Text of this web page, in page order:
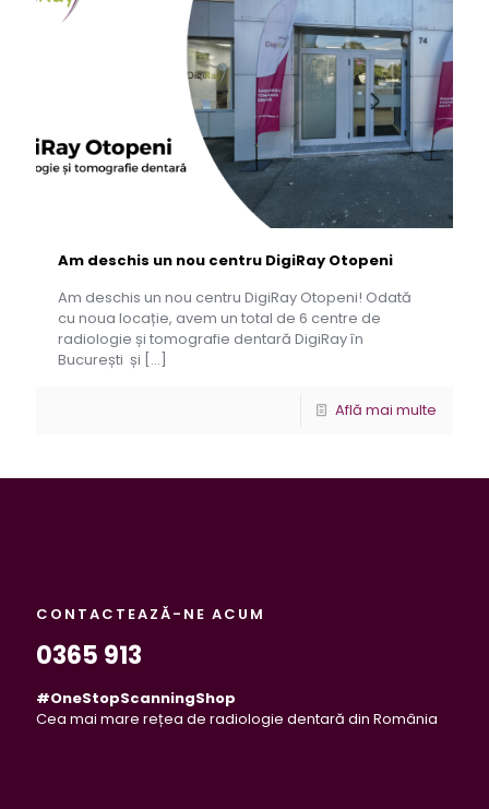
Am deschis un nou centru DigiRay Otopeni
Am deschis un nou centru DigiRay Otopeni! Odată
cu noua locație, avem un total de 6 centre de
radiologie și tomografie dentară DigiRay în
București și […]
Află mai multe
CONTACTEAZĂ-NE ACUM
0365 913
#OneStopScanningShop
Cea mai mare rețea de radiologie dentară din România